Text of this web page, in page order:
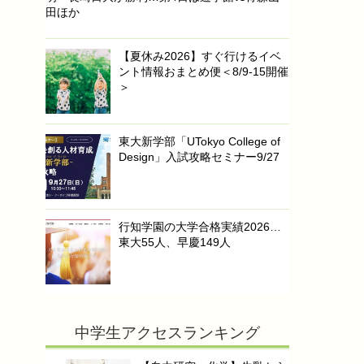
田ほか
【夏休み2026】すぐ行けるイベ
ント情報おまとめ便＜8/9-15開催
＞
東大新学部「UTokyo College of
Design」入試攻略セミナー9/27
行知学園の大学合格実績2026…
東大55人、早慶149人
中学生アクセスランキング